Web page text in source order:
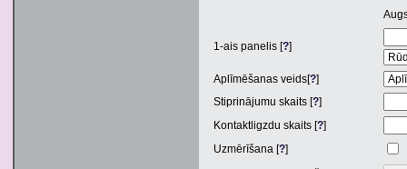
1-ais panelis [?]
Aplīmēšanas veids[?]
Stiprinājumu skaits [?]
Kontaktligzdu skaits [?]
Uzmērīšana [?]